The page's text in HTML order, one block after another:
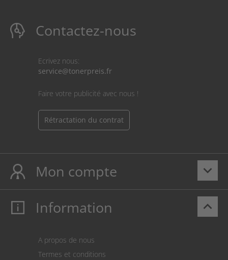
Contactez-nous
Ecrivez nous:
service@tonerpreis.fr
Faire votre publicité avec nous !
Rétractation du contrat
keyboard_arrow_down
Mon compte
Mon compte
Paiement
keyboard_arrow_up
Information
A propos de nous
Termes et conditions